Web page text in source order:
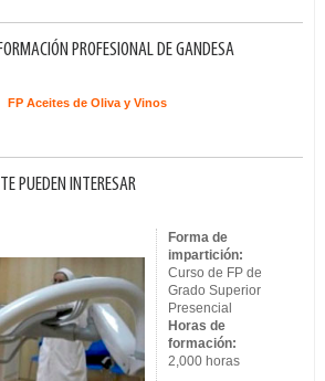
PROFESIONAL DE GANDESA
FP Aceites de Oliva y Vinos
PUEDEN INTERESAR
Forma de
impartición:
Curso de FP de
Grado Superior
Presencial
Horas de
formación:
2,000 horas